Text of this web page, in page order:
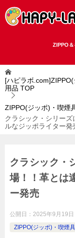
ZIPPO
[ハピラボ
用品 TOP
ZIPPO(ジッポ)・喫煙
クラシック・シリー
ルなジッポライター発
クラシック・
場！！革とは
ー発売
公開日： 2025年9月19日
ZIPPO(ジッポ)・喫煙具